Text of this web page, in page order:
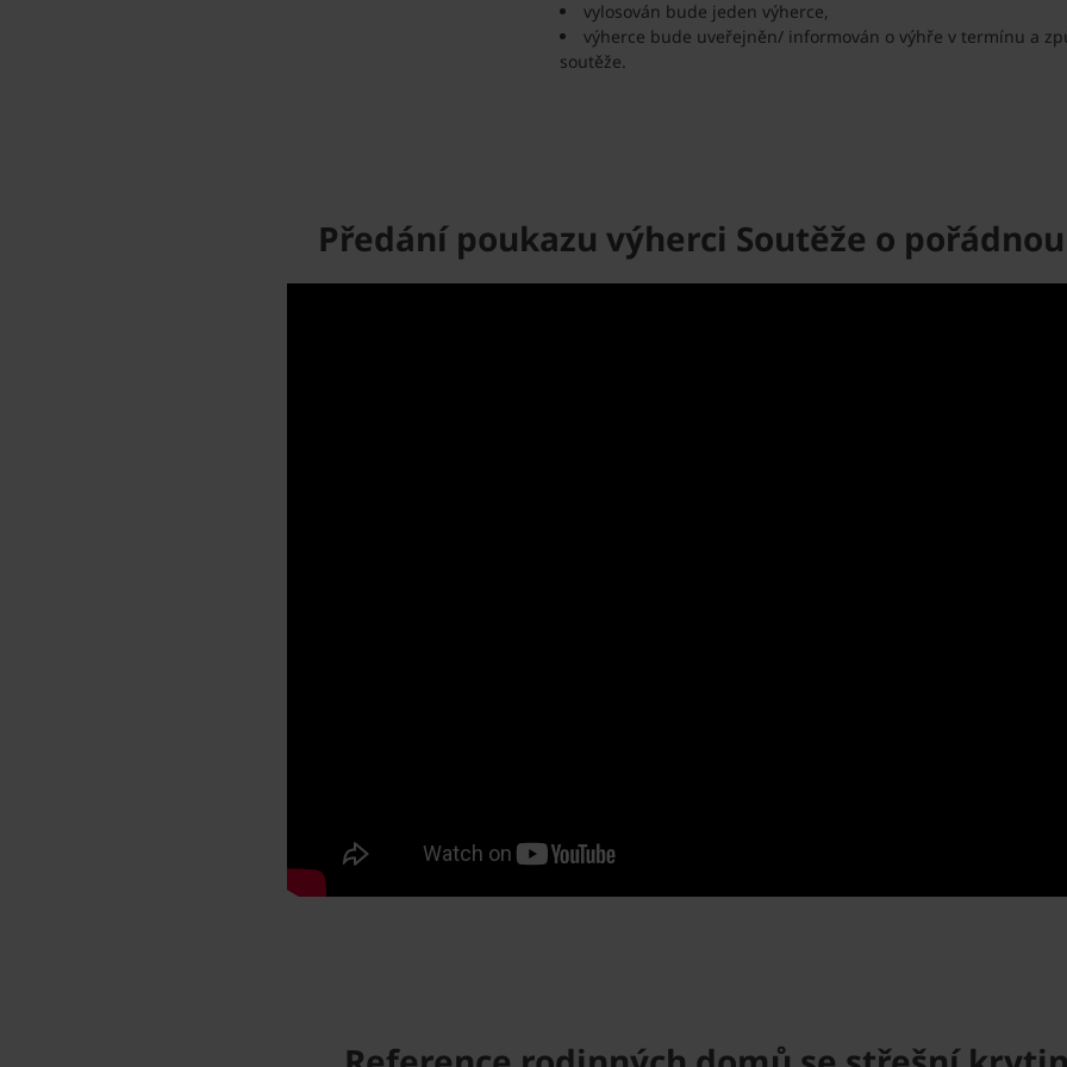
vylosován bude jeden výherce,
výherce bude uveřejněn/ informován o výhře v termínu a
soutěže.
Předání poukazu výherci Soutěže o